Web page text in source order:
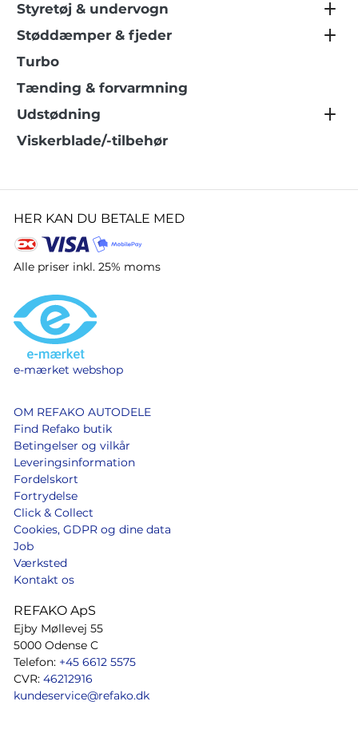
Styretøj & undervogn
Støddæmper & fjeder
Turbo
Tænding & forvarmning
Udstødning
Viskerblade/-tilbehør
HER KAN DU BETALE MED
Alle priser inkl. 25% moms
e-mærket webshop
OM REFAKO AUTODELE
Find Refako butik
Betingelser og vilkår
Leveringsinformation
Fordelskort
Fortrydelse
Click & Collect
Cookies, GDPR og dine data
Job
Værksted
Kontakt os
REFAKO ApS
Ejby Møllevej 55
5000 Odense C
Telefon: +45 6612 5575
CVR: 46212916
kundeservice@refako.dk